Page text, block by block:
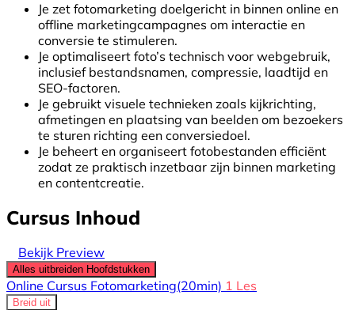
Je zet fotomarketing doelgericht in binnen online en
offline marketingcampagnes om interactie en
conversie te stimuleren.
Je optimaliseert foto’s technisch voor webgebruik,
inclusief bestandsnamen, compressie, laadtijd en
SEO-factoren.
Je gebruikt visuele technieken zoals kijkrichting,
afmetingen en plaatsing van beelden om bezoekers
te sturen richting een conversiedoel.
Je beheert en organiseert fotobestanden efficiënt
zodat ze praktisch inzetbaar zijn binnen marketing
en contentcreatie.
Cursus Inhoud
Bekijk Preview
Alles uitbreiden Hoofdstukken
Online Cursus Fotomarketing(20min) 1 Les
Breid uit